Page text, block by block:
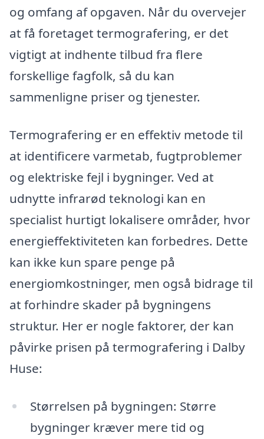
og omfang af opgaven. Når du overvejer
at få foretaget termografering, er det
vigtigt at indhente tilbud fra flere
forskellige fagfolk, så du kan
sammenligne priser og tjenester.
Termografering er en effektiv metode til
at identificere varmetab, fugtproblemer
og elektriske fejl i bygninger. Ved at
udnytte infrarød teknologi kan en
specialist hurtigt lokalisere områder, hvor
energieffektiviteten kan forbedres. Dette
kan ikke kun spare penge på
energiomkostninger, men også bidrage til
at forhindre skader på bygningens
struktur. Her er nogle faktorer, der kan
påvirke prisen på termografering i Dalby
Huse:
Størrelsen på bygningen: Større
bygninger kræver mere tid og